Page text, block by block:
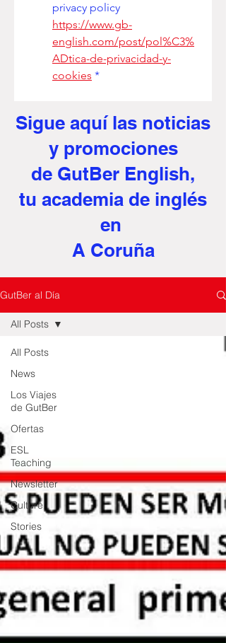
privacy policy
https://www.gb-
english.com/post/pol%C3%
ADtica-de-privacidad-y-
cookies *
Sigue aquílas noticias
y promociones
de GutBer English,
tu academia de inglés
en
A Coruña
GutBer al Día
All Posts
News
Los Viajes
de GutBer
Ofertas
ESL
Teaching
Newsletter
Culture
Stories
All Posts